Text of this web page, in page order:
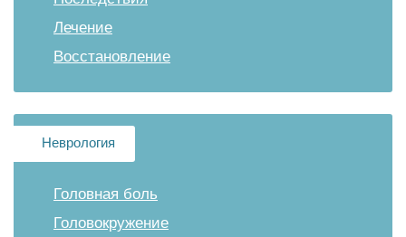
Лечение
Восстановление
Неврология
Головная боль
Головокружение